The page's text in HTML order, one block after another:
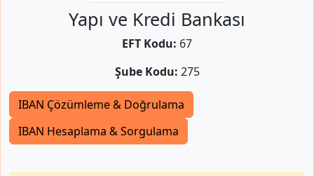
Yapı ve Kredi Bankası
EFT Kodu: 67
Şube Kodu: 275
IBAN Çözümleme & Doğrulama
IBAN Hesaplama & Sorgulama